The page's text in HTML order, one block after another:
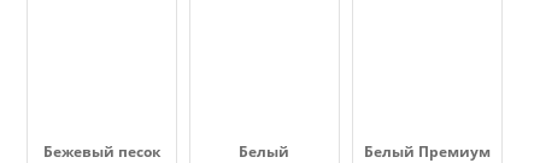
Бежевый песок
Белый
Белый Премиум